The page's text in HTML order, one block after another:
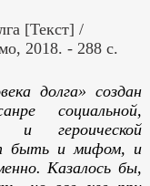
[Текст] /
2018. - 288 с.
долга» создан
социальной,
и героической
быть и мифом, и
Казалось бы,